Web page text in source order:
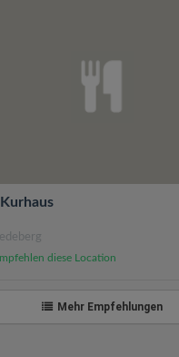
diese Location
Mehr Empfehlungen